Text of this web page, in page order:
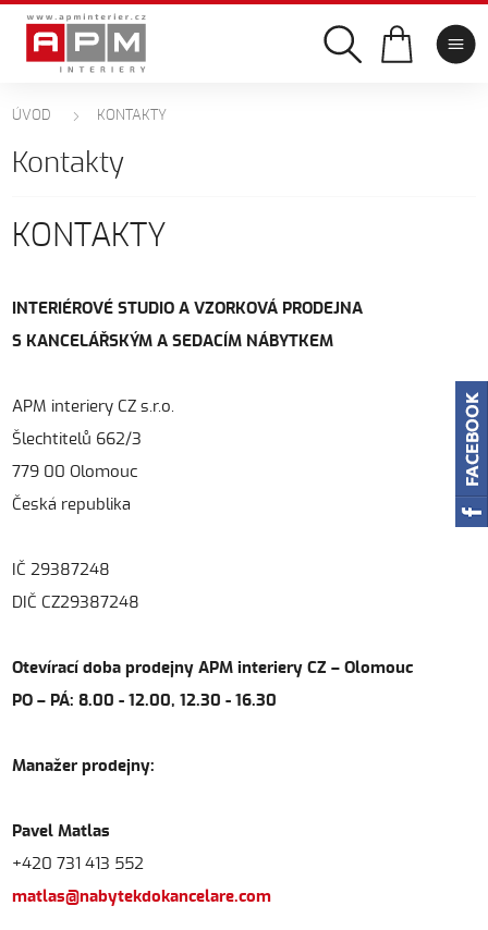
ÚVOD KONTAKTY
Kontakty
KONTAKTY
INTERIÉROVÉ STUDIO A VZORKOVÁ PRODEJNA
S KANCELÁŘSKÝM A SEDACÍM NÁBYTKEM
APM interiery CZ s.r.o.
Šlechtitelů 662/3
779 00 Olomouc
Česká republika
IČ 29387248
DIČ CZ29387248
Otevírací doba prodejny APM interiery CZ – Olomouc
PO – PÁ: 8.00 - 12.00, 12.30 - 16.30
Manažer prodejny:
Pavel Matlas
+420 731 413 552
matlas@nabytekdokancelare.com